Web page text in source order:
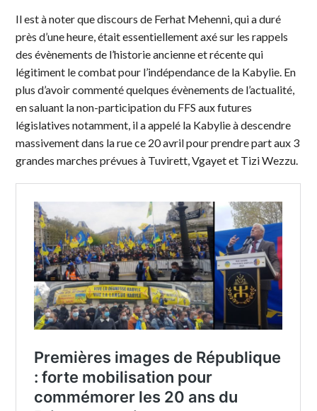
Il est à noter que discours de Ferhat Mehenni, qui a duré
près d’une heure, était essentiellement axé sur les rappels
des évènements de l’historie ancienne et récente qui
légitiment le combat pour l’indépendance de la Kabylie. En
plus d’avoir commenté quelques évènements de l’actualité,
en saluant la non-participation du FFS aux futures
législatives notamment, il a appelé la Kabylie à descendre
massivement dans la rue ce 20 avril pour prendre part aux 3
grandes marches prévues à Tuvirett, Vgayet et Tizi Wezzu.